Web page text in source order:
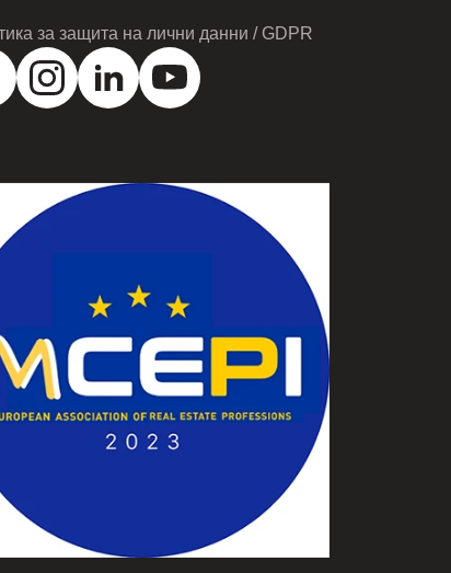
за защита на лични данни / GDPR